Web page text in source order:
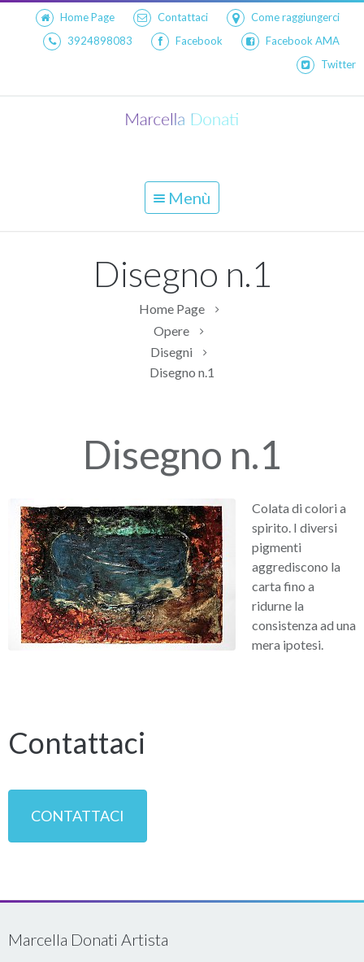
Home Page Contattaci
Come raggiungerci
3924898083
Facebook
Facebook AMA
Twitter
Menù
Disegno n.1
Home Page
Opere
Disegni
Disegno n.1
Disegno n.1
Colata di colori a
spirito. I diversi
pigmenti
aggrediscono la
carta fino a
ridurne la
consistenza ad una
mera ipotesi.
Contattaci
CONTATTACI
Marcella Donati Artista